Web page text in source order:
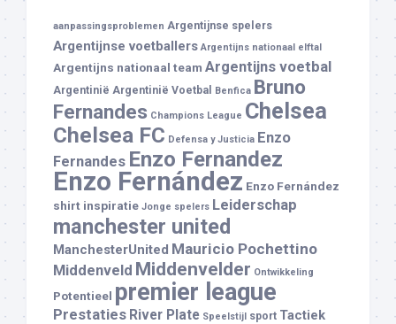
aanpassingsproblemen Argentijnse spelers
Argentijnse voetballers Argentijns nationaal elftal
Argentijns nationaal team Argentijns voetbal
Argentinië Argentinië Voetbal Benfica Bruno
Fernandes Champions League Chelsea
Chelsea FC Defensa y Justicia Enzo
Fernandes Enzo Fernandez
Enzo Fernández Enzo Fernández
shirt inspiratie Jonge spelers Leiderschap
manchester united
ManchesterUnited Mauricio Pochettino
Middenveld Middenvelder Ontwikkeling
Potentieel premier league
Prestaties River Plate Speelstijl sport Tactiek